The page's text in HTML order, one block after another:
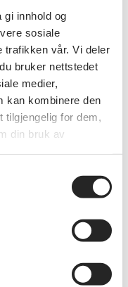
gi innhold og
sosiale
trafikken vår. Vi deler
bruker nettstedet
medier,
kan kombinere den
tilgjengelig for dem,
din bruk av
2026
2026 Det skjer i
030226